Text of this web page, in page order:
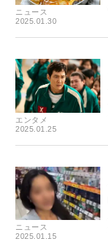
ニュース
2025.01.30
エンタメ
2025.01.25
ニュース
2025.01.15